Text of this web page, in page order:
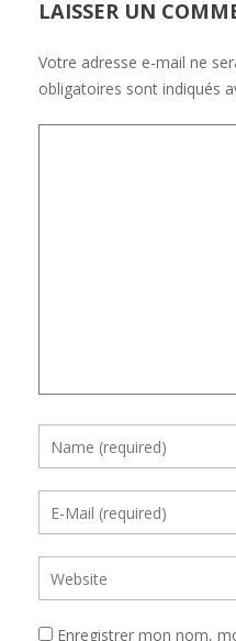
LAISSER UN
Votre adresse e-mail ne
obligatoires sont indiqués
Enregistrer mon nom,